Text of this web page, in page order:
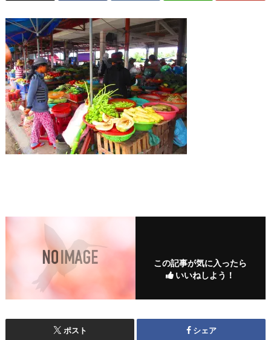
この記事が気に入ったら
いいねしよう！
ポスト シェア